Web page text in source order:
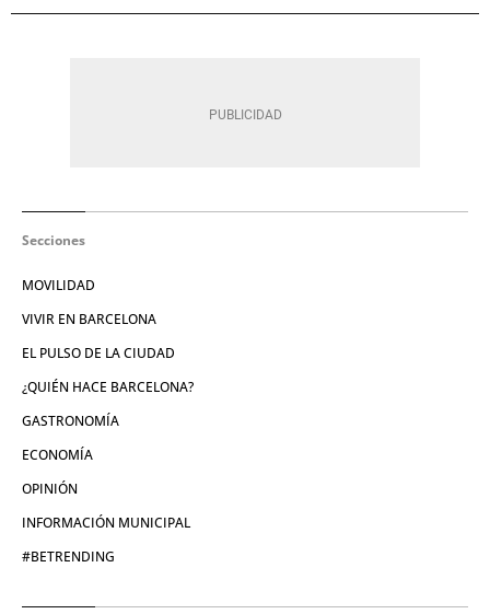
Secciones
MOVILIDAD
VIVIR EN BARCELONA
EL PULSO DE LA CIUDAD
¿QUIÉN HACE BARCELONA?
GASTRONOMÍA
ECONOMÍA
OPINIÓN
INFORMACIÓN MUNICIPAL
#BETRENDING